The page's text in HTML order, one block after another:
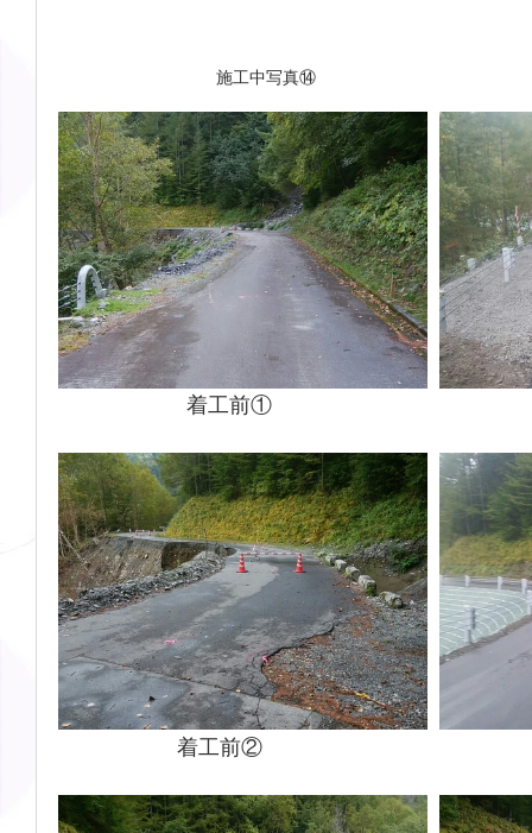
施工中写真⑭
着工前①　　　　　　　　　　　　
着工前②　　　　　　　　　　　　